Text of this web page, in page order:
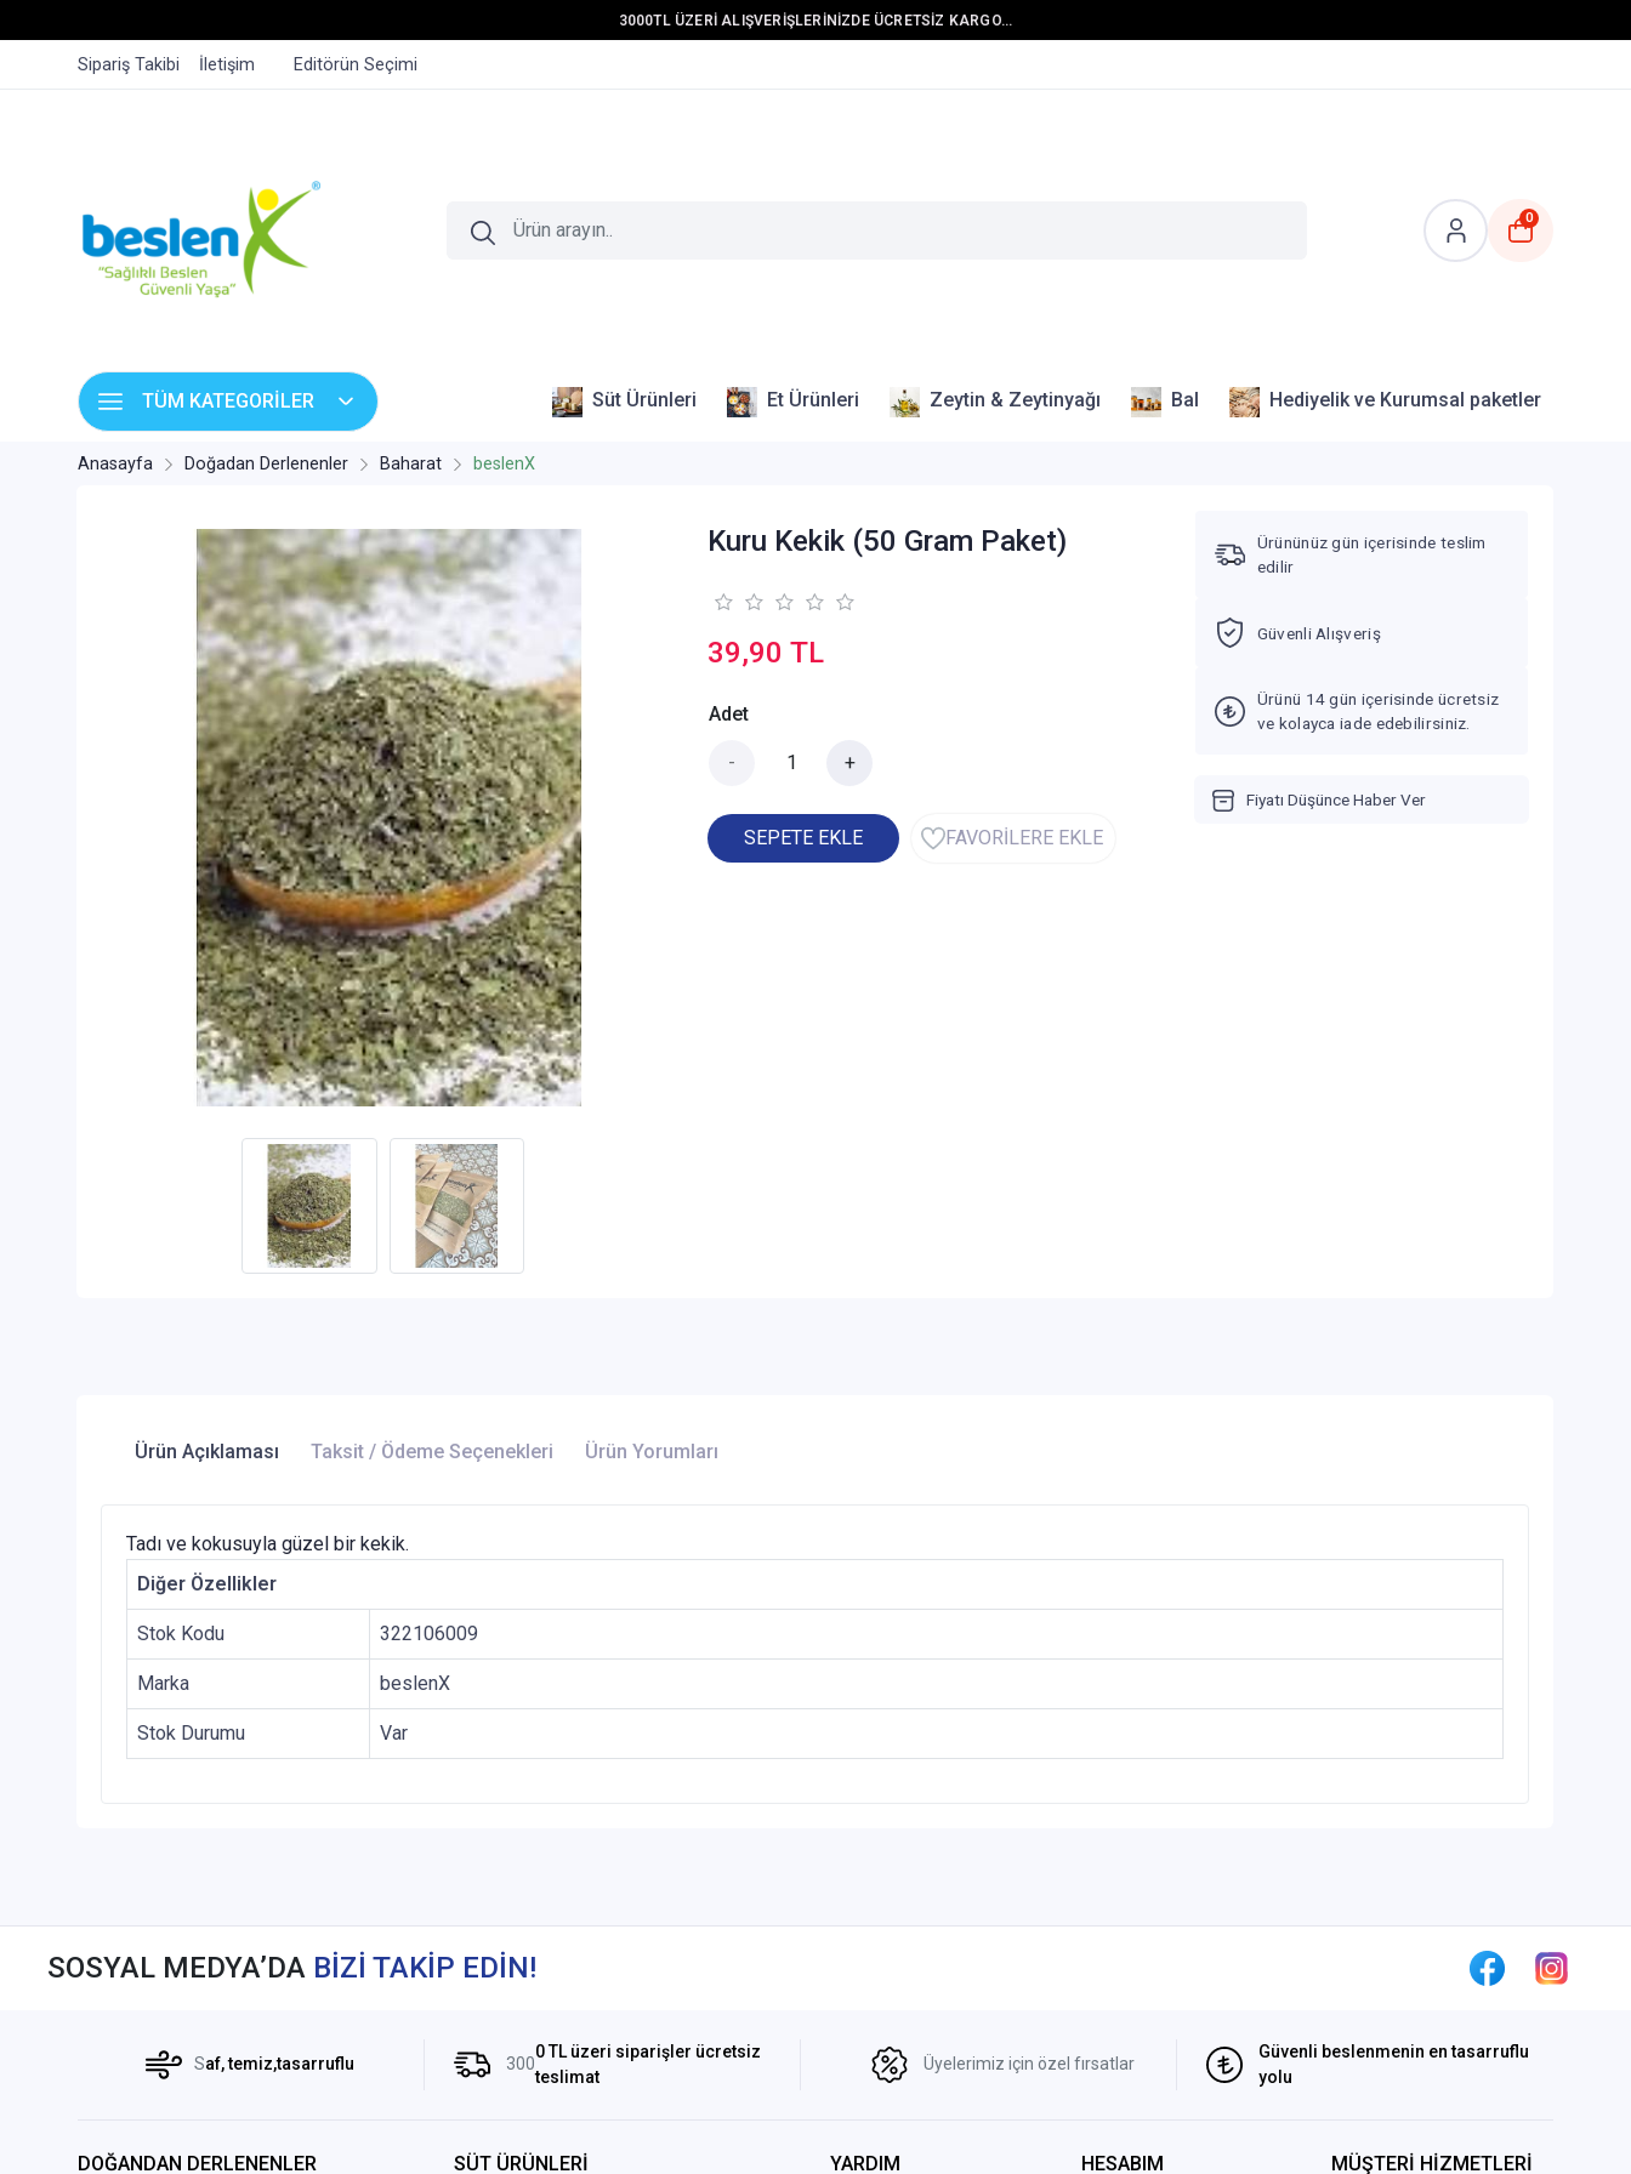
3000TL ÜZERİ ALIŞVERİŞLERİNİZDE ÜCRETSİZ KARGO...
Sipariş Takibi İletişim Editörün Seçimi
0
TÜM KATEGORİLER Süt Ürünleri Et Ürünleri Zeytin & Zeytinyağı Bal Hediyelik ve Kurumsal paketler
Anasayfa Doğadan Derlenenler Baharat beslenX
Kuru Kekik (50 Gram Paket)
39,90 TL
Adet
- +
SEPETE EKLE FAVORİLERE EKLE
Ürününüz gün içerisinde teslim
edilir
Güvenli Alışveriş
Ürünü 14 gün içerisinde ücretsiz
ve kolayca iade edebilirsiniz.
Fiyatı Düşünce Haber Ver
Ürün Açıklaması Taksit / Ödeme Seçenekleri Ürün Yorumları
Tadı ve kokusuyla güzel bir kekik.
Diğer Özellikler
Stok Kodu 322106009
Marka beslenX
Stok Durumu Var
SOSYAL MEDYA’DA BİZİ TAKİP EDİN!
Saf, temiz,tasarruflu 300
0 TL üzeri siparişler ücretsiz
teslimat
Üyelerimiz için özel fırsatlar
Güvenli beslenmenin en tasarruflu
yolu
DOĞANDAN DERLENENLER SÜT ÜRÜNLERİ YARDIM HESABIM MÜŞTERİ HİZMETLERİ